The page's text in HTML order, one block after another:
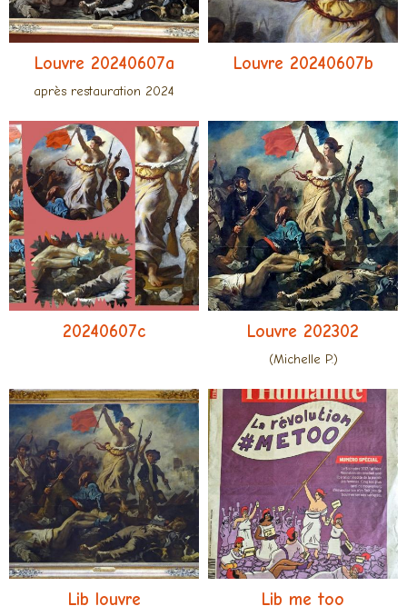
Louvre 20240607a
après restauration 2024
Louvre 20240607b
20240607c Louvre 202302
(Michelle P.)
Lib louvre Lib me too